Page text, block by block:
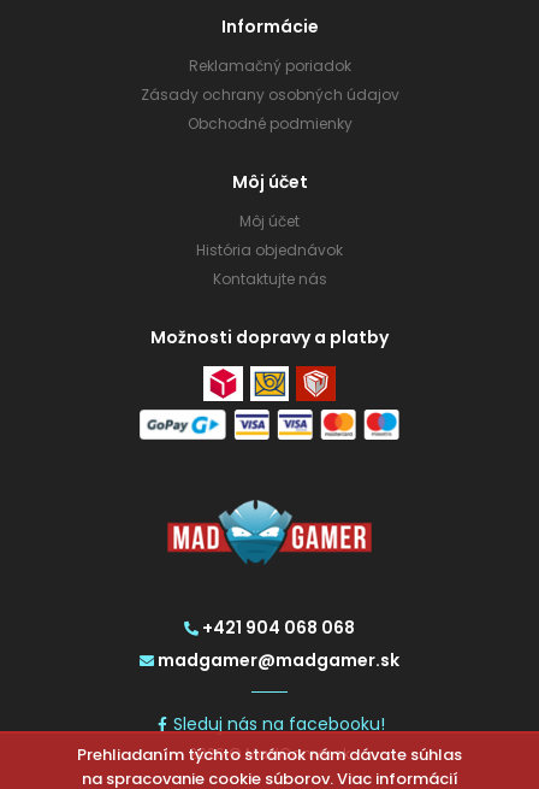
+421 904 068 068
madgamer@madgamer.sk
Sleduj nás na facebooku!
2026 © MadGamer.sk
Informácie
Reklamačný poriadok
Zásady ochrany osobných údajov
Obchodné podmienky
Môj účet
Môj účet
História objednávok
Kontaktujte nás
Možnosti dopravy a platby
Prehliadaním týchto stránok nám dávate súhlas
na spracovanie cookie súborov. Viac informácií